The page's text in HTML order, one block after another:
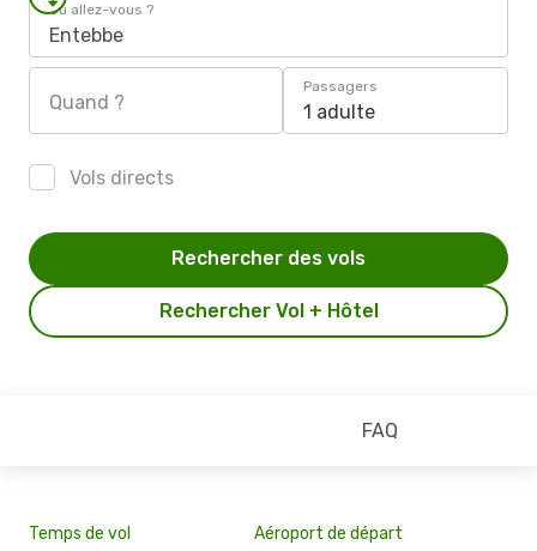
Où allez-vous ?
Entebbe
Quand ?
Passagers
1 adulte
Vols directs
Rechercher Vol + Hôtel
Rechercher des vols
FAQ
Temps de vol Aéroport de départ